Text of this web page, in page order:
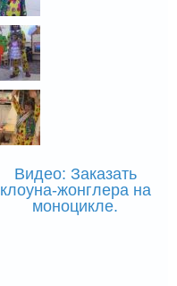
Видео: Заказать
клоуна-жонглера на
моноцикле.